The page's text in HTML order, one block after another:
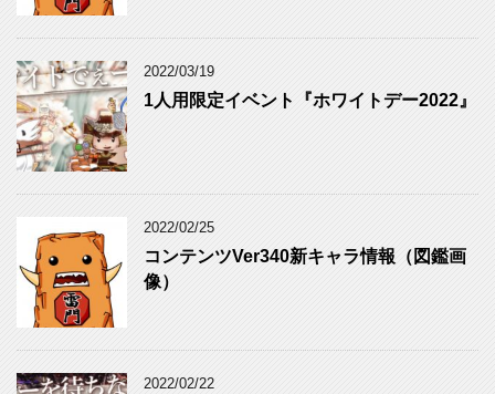
2022/03/19
1人用限定イベント『ホワイトデー2022』
2022/02/25
コンテンツVer340新キャラ情報（図鑑画
像）
2022/02/22